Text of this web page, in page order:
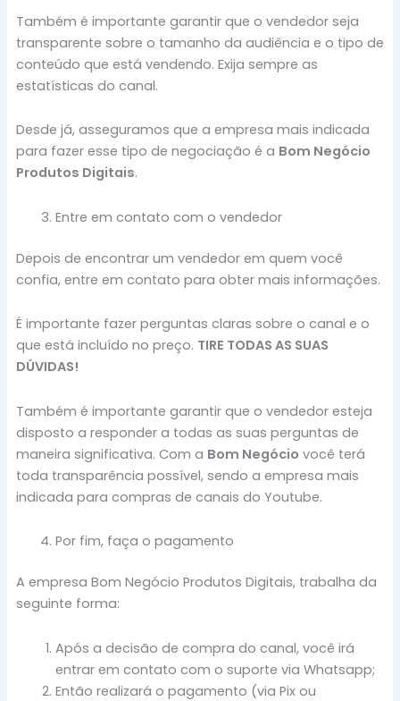
Também é importante garantir que o vendedor seja
transparente sobre o tamanho da audiência e o tipo de
conteúdo que está vendendo. Exija sempre as
estatísticas do canal.
Desde já, asseguramos que a empresa mais indicada
para fazer esse tipo de negociação é a Bom Negócio
Produtos Digitais.
Entre em contato com o vendedor
Depois de encontrar um vendedor em quem você
confia, entre em contato para obter mais informações.
É importante fazer perguntas claras sobre o canal e o
que está incluído no preço. TIRE TODAS AS SUAS
DÚVIDAS!
Também é importante garantir que o vendedor esteja
disposto a responder a todas as suas perguntas de
maneira significativa. Com a Bom Negócio você terá
toda transparência possível, sendo a empresa mais
indicada para compras de canais do Youtube.
Por fim, faça o pagamento
A empresa Bom Negócio Produtos Digitais, trabalha da
seguinte forma:
Após a decisão de compra do canal, você irá
entrar em contato com o suporte via Whatsapp;
Então realizará o pagamento (via Pix ou